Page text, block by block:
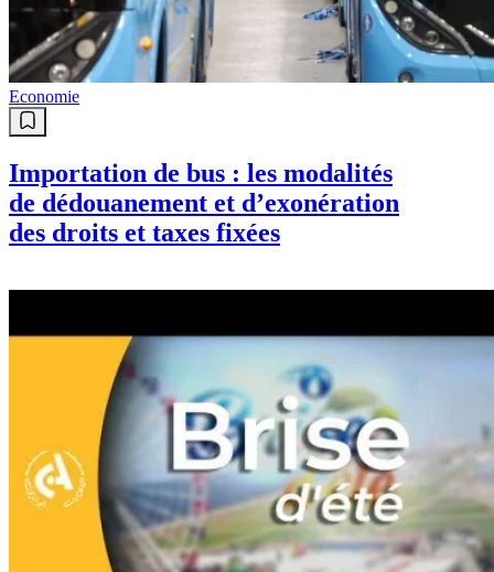
Economie
Importation de bus : les modalités
de dédouanement et d’exonération
des droits et taxes fixées